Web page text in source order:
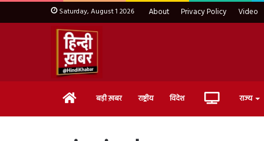
Saturday, August 1 2026 About Privacy Policy Video
Home बड़ी ख़बर राष्ट्रीय विदेश Live राज्य